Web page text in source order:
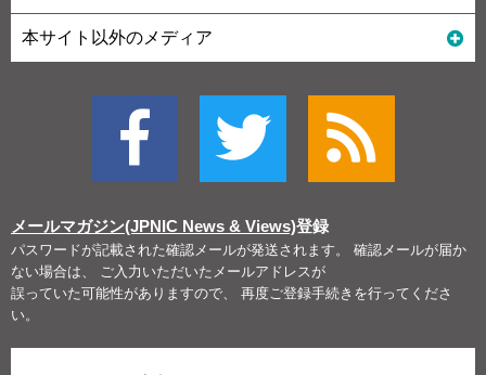
本サイト以外のメディア
メールマガジン(JPNIC News & Views)登録
パスワードが記載された確認メールが発送されます。 確認メールが届か
ない場合は、 ご入力いただいたメールアドレスが
誤っていた可能性がありますので、 再度ご登録手続きを行ってくださ
い。